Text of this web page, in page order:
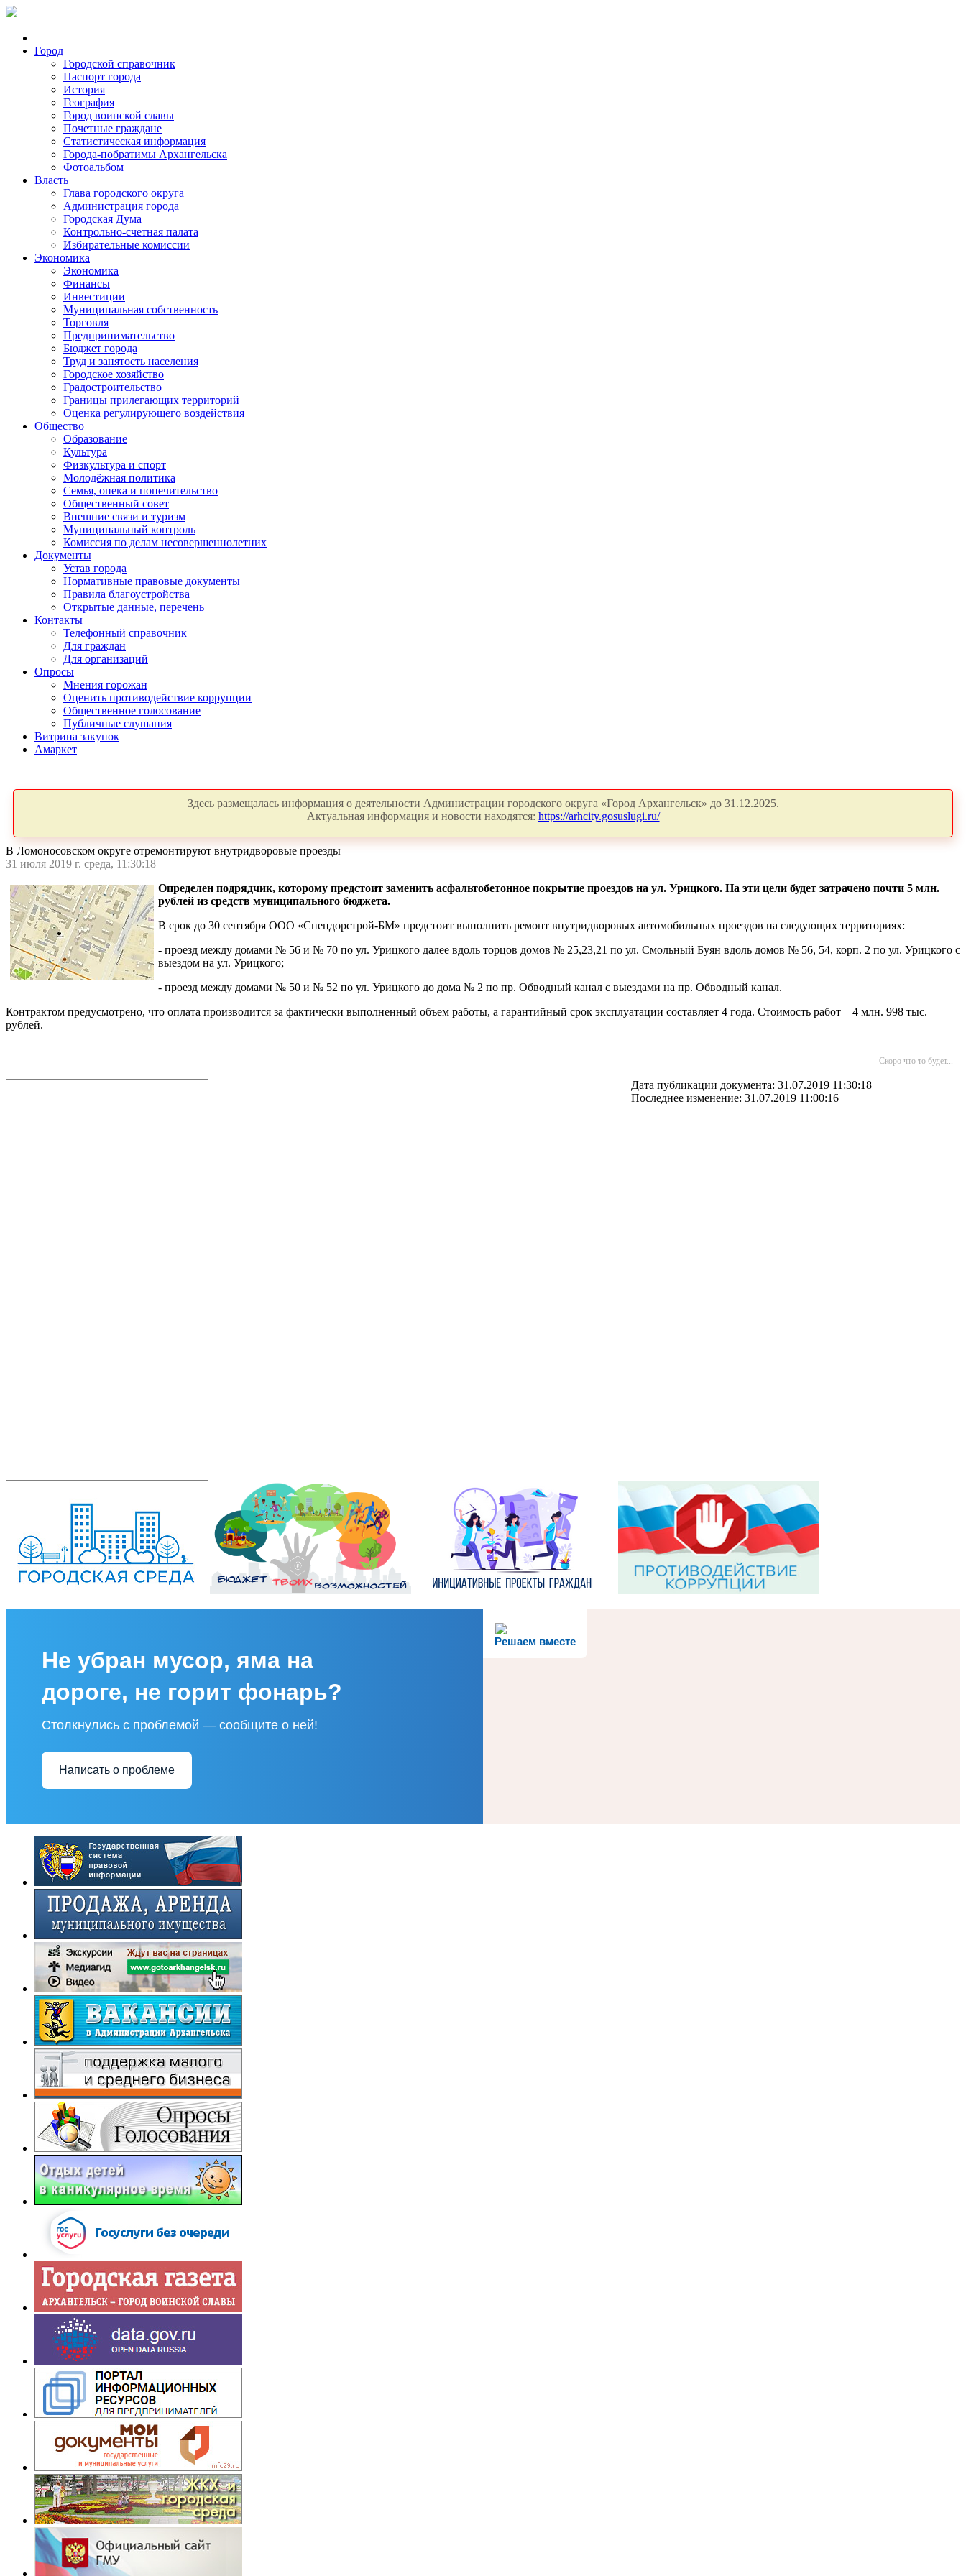
Город
Городской справочник
Паспорт города
История
География
Город воинской славы
Почетные граждане
Статистическая информация
Города-побратимы Архангельска
Фотоальбом
Власть
Глава городского округа
Администрация города
Городская Дума
Контрольно-счетная палата
Избирательные комиссии
Экономика
Экономика
Финансы
Инвестиции
Муниципальная собственность
Торговля
Предпринимательство
Бюджет города
Труд и занятость населения
Городское хозяйство
Градостроительство
Границы прилегающих территорий
Оценка регулирующего воздействия
Общество
Образование
Культура
Физкультура и спорт
Молодёжная политика
Семья, опека и попечительство
Общественный совет
Внешние связи и туризм
Муниципальный контроль
Комиссия по делам несовершеннолетних
Документы
Устав города
Нормативные правовые документы
Правила благоустройства
Открытые данные, перечень
Контакты
Телефонный справочник
Для граждан
Для организаций
Опросы
Мнения горожан
Оценить противодействие коррупции
Общественное голосование
Публичные слушания
Витрина закупок
Амаркет
Здесь размещалась информация о деятельности Администрации городского округа «Город Архангельск» до 31.12.2025.
Актуальная информация и новости находятся: https://arhcity.gosuslugi.ru/
В Ломоносовском округе отремонтируют внутридворовые проезды
31 июля 2019 г. среда, 11:30:18
Определен подрядчик, которому предстоит заменить асфальтобетонное покрытие проездов на ул. Урицкого. На эти цели будет затрачено почти 5 млн.
рублей из средств муниципального бюджета.
В срок до 30 сентября ООО «Спецдорстрой-БМ» предстоит выполнить ремонт внутридворовых автомобильных проездов на следующих территориях:
- проезд между домами № 56 и № 70 по ул. Урицкого далее вдоль торцов домов № 25,23,21 по ул. Смольный Буян вдоль домов № 56, 54, корп. 2 по ул. Урицкого с
выездом на ул. Урицкого;
- проезд между домами № 50 и № 52 по ул. Урицкого до дома № 2 по пр. Обводный канал с выездами на пр. Обводный канал.
Контрактом предусмотрено, что оплата производится за фактически выполненный объем работы, а гарантийный срок эксплуатации составляет 4 года. Стоимость работ – 4 млн. 998 тыс.
рублей.
Скоро что то будет...
Дата публикации документа: 31.07.2019 11:30:18
Последнее изменение: 31.07.2019 11:00:16
Решаем вместе
Не убран мусор, яма на
дороге, не горит фонарь?
Столкнулись с проблемой — сообщите о ней!
Написать о проблеме